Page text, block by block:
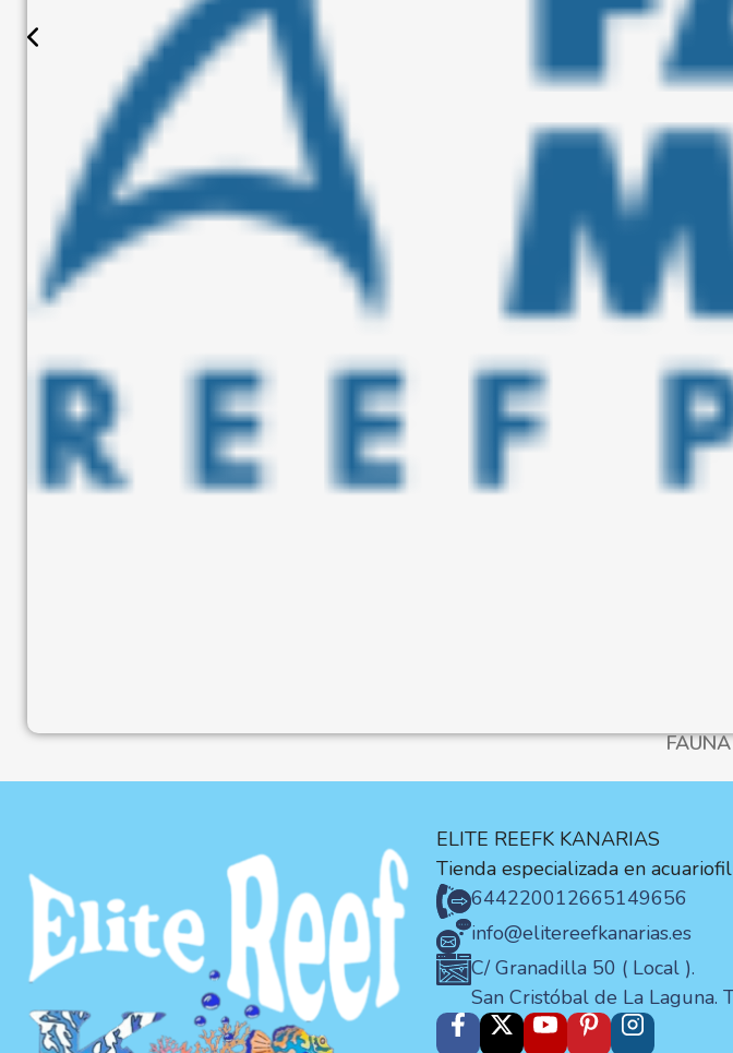
ELITE REEFK KANARIAS
Tienda especializada en
644220012665149656
info@elitereefkanarias.es
C/ Granadilla 50 ( Local ).
San Cristóbal de La Laguna.